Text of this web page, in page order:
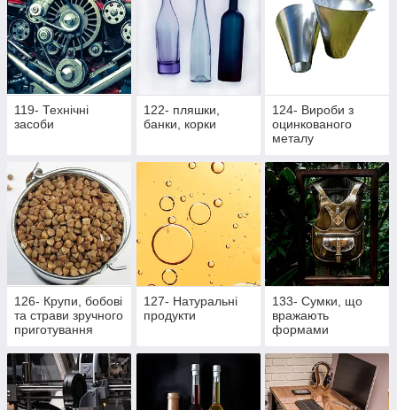
119- Технічні
засоби
122- пляшки,
банки, корки
124- Вироби з
оцинкованого
металу
126- Крупи, бобові
та страви зручного
приготування
127- Натуральні
продукти
133- Сумки, що
вражають
формами